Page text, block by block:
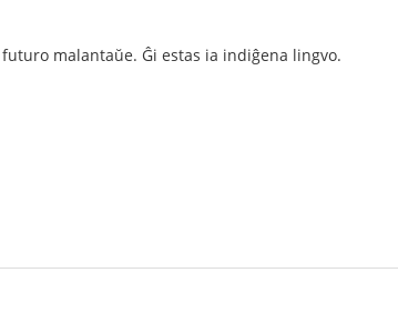
malantaŭe. Ĝi estas ia indiĝena lingvo.